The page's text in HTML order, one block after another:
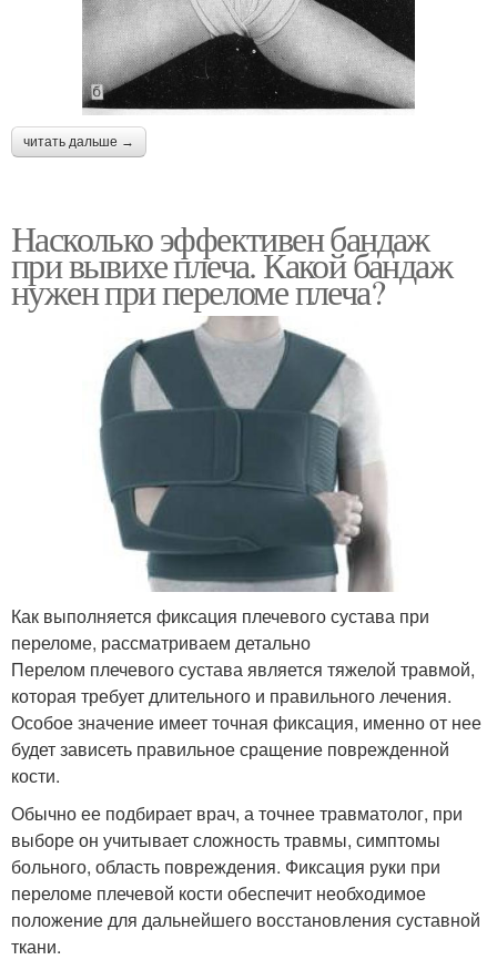
читать дальше →
Насколько эффективен бандаж
при вывихе плеча. Какой бандаж
нужен при переломе плеча?
Как выполняется фиксация плечевого сустава при
переломе, рассматриваем детально
Перелом плечевого сустава является тяжелой травмой,
которая требует длительного и правильного лечения.
Особое значение имеет точная фиксация, именно от нее
будет зависеть правильное сращение поврежденной
кости.
Обычно ее подбирает врач, а точнее травматолог, при
выборе он учитывает сложность травмы, симптомы
больного, область повреждения. Фиксация руки при
переломе плечевой кости обеспечит необходимое
положение для дальнейшего восстановления суставной
ткани.